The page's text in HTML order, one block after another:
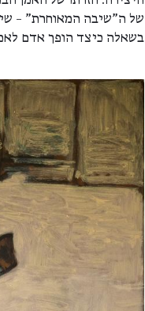
של ה"שיבה המאוחרת" –
בשאלה כיצד הופך אדם